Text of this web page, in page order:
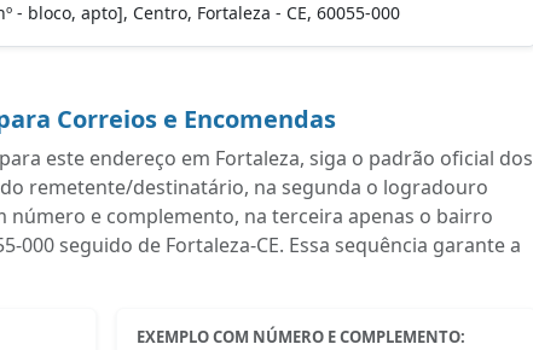
- bloco, apto], Centro, Fortaleza - CE, 60055-000
Correios e Encomendas
este endereço em Fortaleza, siga o padrão oficial dos
remetente/destinatário, na segunda o logradouro
número e complemento, na terceira apenas o bairro
000 seguido de Fortaleza-CE. Essa sequência garante a
EXEMPLO COM NÚMERO E COMPLEMENTO: